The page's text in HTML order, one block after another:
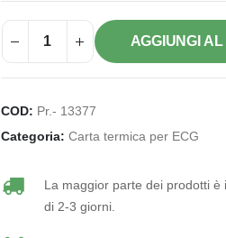
AGGIUNGI
COD: Pr.- 13377
Categoria: Carta termica per ECG
La maggior parte dei prodotti
di 2-3 giorni.